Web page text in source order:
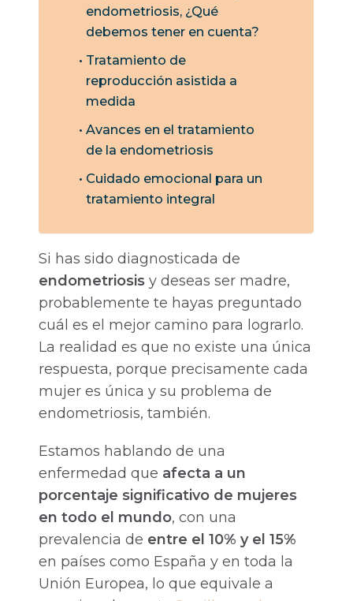
endometriosis, ¿Qué
debemos tener en cuenta?
Tratamiento de
reproducción asistida a
medida
Avances en el tratamiento
de la endometriosis
Cuidado emocional para un
tratamiento integral
Si has sido diagnosticada de
endometriosis y deseas ser madre,
probablemente te hayas preguntado
cuál es el mejor camino para lograrlo.
La realidad es que no existe una única
respuesta, porque precisamente cada
mujer es única y su problema de
endometriosis, también.
Estamos hablando de una
enfermedad que afecta a un
porcentaje significativo de mujeres
en todo el mundo, con una
prevalencia de entre el 10% y el 15%
en países como España y en toda la
Unión Europea, lo que equivale a